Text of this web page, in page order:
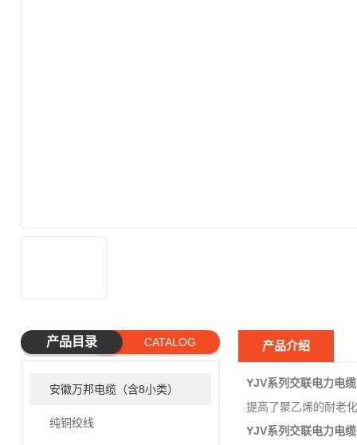
产品目录 CATALOG
安徽万邦电缆（含8小类）
纯铜绞线
产品介绍
YJV系列交联电力电缆
提高了聚乙烯的耐老
YJV系列交联电力电缆